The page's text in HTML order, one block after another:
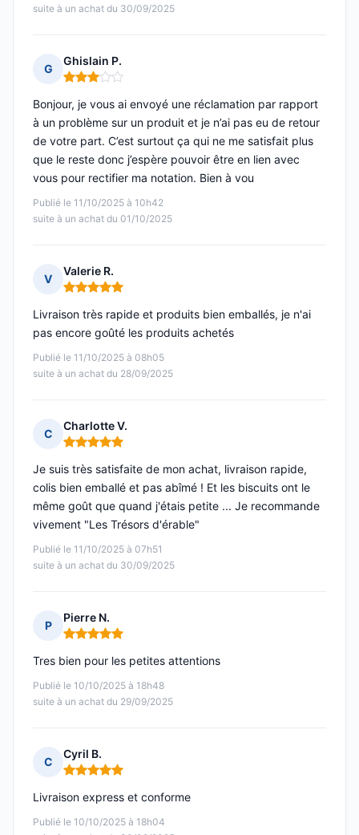
suite à un achat du 30/09/2025
G
Ghislain P.
Note : 3 sur 5
Publié le 11/10/2025 à 10h42
suite à un achat du 01/10/2025
Bonjour, je vous ai envoyé une réclamation par rapport
à un problème sur un produit et je n’ai pas eu de retour
de votre part. C’est surtout ça qui ne me satisfait plus
que le reste donc j’espère pouvoir être en lien avec
vous pour rectifier ma notation. Bien à vou
V
Valerie R.
Note : 5 sur 5
Publié le 11/10/2025 à 08h05
suite à un achat du 28/09/2025
Livraison très rapide et produits bien emballés, je n'ai
pas encore goûté les produits achetés
C
Charlotte V.
Note : 5 sur 5
Publié le 11/10/2025 à 07h51
suite à un achat du 30/09/2025
Je suis très satisfaite de mon achat, livraison rapide,
colis bien emballé et pas abîmé ! Et les biscuits ont le
même goût que quand j'étais petite ... Je recommande
vivement "Les Trésors d'érable"
P
Pierre N.
Note : 5 sur 5
Publié le 10/10/2025 à 18h48
suite à un achat du 29/09/2025
Tres bien pour les petites attentions
C
Cyril B.
Note : 5 sur 5
Publié le 10/10/2025 à 18h04
Livraison express et conforme